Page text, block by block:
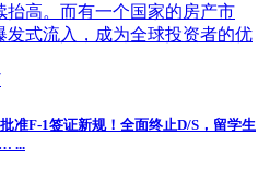
抬高。而有一个国家的房产市
发式流入，成为全球投资者的优
准F-1签证新规！全面终止D/S，留学生
...